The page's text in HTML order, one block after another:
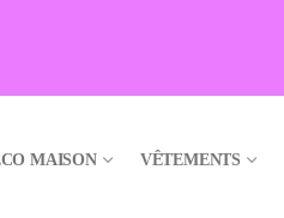
MAISON VÊTEMENTS